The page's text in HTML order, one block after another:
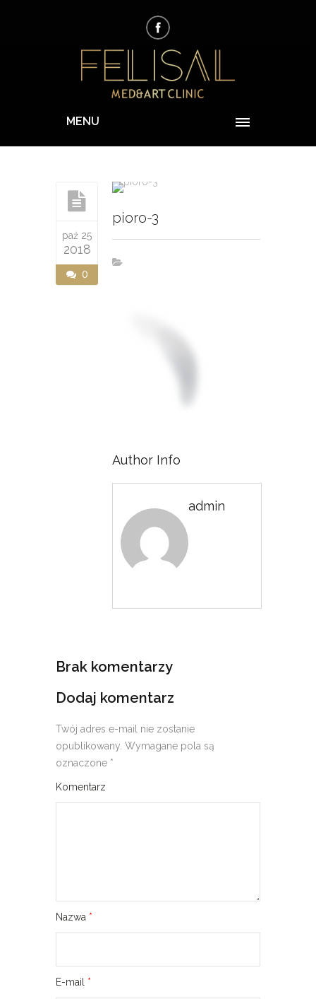
MENU
paź 25
2018
0
pioro-3
Author Info
admin
Brak komentarzy
Dodaj komentarz
Twój adres e-mail nie zostanie
opublikowany. Wymagane pola są
oznaczone *
Komentarz
Nazwa *
E-mail *